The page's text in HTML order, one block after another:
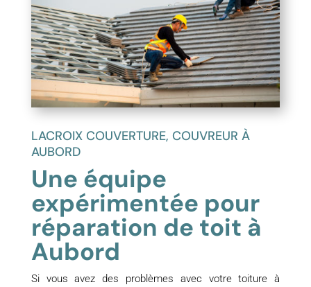
LACROIX COUVERTURE, COUVREUR À
AUBORD
Une équipe
expérimentée pour
réparation de toit à
Aubord
Si vous avez des problèmes avec votre toiture à